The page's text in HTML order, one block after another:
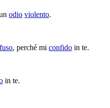
odio violento.
, perché mi confido in te.
in te.